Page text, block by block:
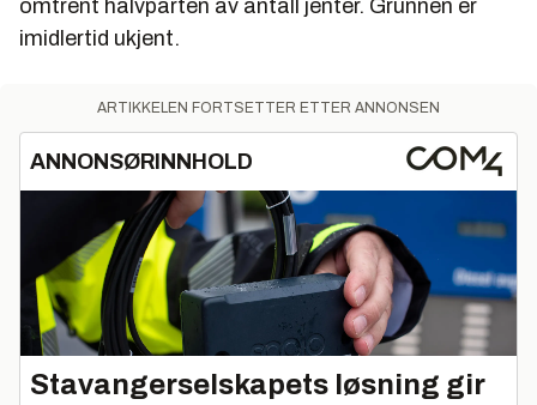
omtrent halvparten av antall jenter. Grunnen er
imidlertid ukjent.
ARTIKKELEN FORTSETTER ETTER ANNONSEN
ANNONSØRINNHOLD
Stavangerselskapets løsning gir